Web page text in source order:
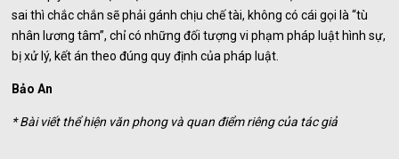
sai thì chắc chắn sẽ phải gánh chịu chế tài, không có cái gọi là “tù
nhân lương tâm”, chỉ có những đối tượng vi phạm pháp luật hình sự,
bị xử lý, kết án theo đúng quy định của pháp luật.
Bảo An
* Bài viết thể hiện văn phong và quan điểm riêng của tác giả